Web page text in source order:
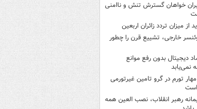
خواهان گسترش تنش و ناامنی
از میزان تردد زائران اربعین
خارجی، تشییع قرن را چطور
دیجیتال بدون رفع موانع
نمی‌یابد
تورم در گرو تامین غیرتورمی
رهبر انقلاب، نصب العین همه